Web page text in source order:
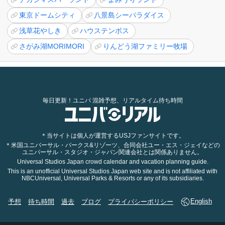
東京ドームシティ
八景島シーパラダイス
浅草花やしき
ハウステンボス
さがみ湖MORIMORI
りんどう湖ファミリー牧場
毎日更新！ユニバ 混雑予想、リアルタイム待ち時間
＊当サイトは個人が運営するUSJファンサイトです。
＊米国ユニバーサル・パークス&リゾーツ、合同会社ユー・エス・ジェイなどの
ユニバーサル・スタジオ・ジャパン関連会社とは関係ありません。
Universal Studios Japan crowd calendar and vacation planning guide.
This is an unofficial Universal Studios Japan web site and is not affiliated with
NBCUniversal, Universal Parks & Resorts or any of its subsidiaries.
予想 待ち時間 過去 ブログ プライバシーポリシー English